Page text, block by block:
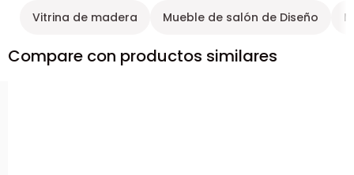
Vitrina de madera Mueble de salón de Diseño
Compare con productos similares